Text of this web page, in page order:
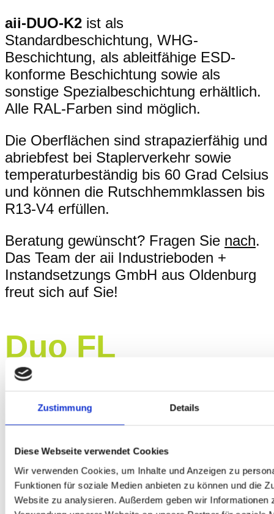
Zustimmung Details
Diese Webseite verwendet Cookies
Wir verwenden Cookies, um Inhalte und Anzeigen zu
Funktionen für soziale Medien anbieten zu können und die
Website zu analysieren. Außerdem geben wir Informationen
aii-DUO-K2 ist als
Standardbeschichtung, WHG-
Beschichtung, als ableitfähige ESD-
konforme Beschichtung sowie als
sonstige Spezialbeschichtung erhältlich.
Alle RAL-Farben sind möglich.
Die Oberflächen sind strapazierfähig und
abriebfest bei Staplerverkehr sowie
temperaturbeständig bis 60 Grad Celsius
und können die Rutschhemmklassen bis
R13-V4 erfüllen.
Beratung gewünscht? Fragen Sie nach.
Das Team der aii Industrieboden +
Instandsetzungs GmbH aus Oldenburg
freut sich auf Sie!
Duo FL
aii-Oberfläche-DUO-FL wird ganz
auf die individuellen Beanspruchungen
ein fugenlos verlegbarer
kunststoffmodifizierter Fließestrich, der
im Verbund verlegt wird und nach 48
Stunden voll belastbar ist. Durch nicht